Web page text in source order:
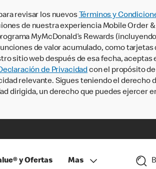
revisar los nuevos Términos y
de nuestra experiencia Mobile Order
MyMcDonald’s Rewards
de valor acumulado, como tarjetas
sitio web después de esa fecha, aceptas
de Privacidadcon el propósito
relevante. Sigues teniendo el derecho
dirigida, un derecho que puedes ejercer
y Ofertas Mas